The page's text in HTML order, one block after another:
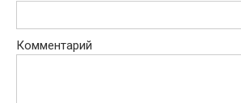
Комментарий